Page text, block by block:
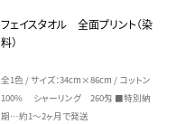
フェイスタオル 全面プリント（染
料）
全1色 / サイズ：34cm×86cm / コットン
100% シャーリング 260匁 ■特別納
期…約1～2ヶ月で発送